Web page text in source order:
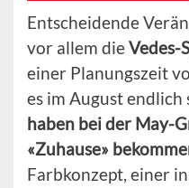
Entscheidende
vor allem dieVedes-
einer Planungszeit
es im August endlich
haben bei der May-
«Zuhause»
Farbkonzept, einer